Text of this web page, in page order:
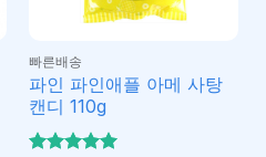
빠른배송
파인 파인애플 아메 사탕
캔디 110g